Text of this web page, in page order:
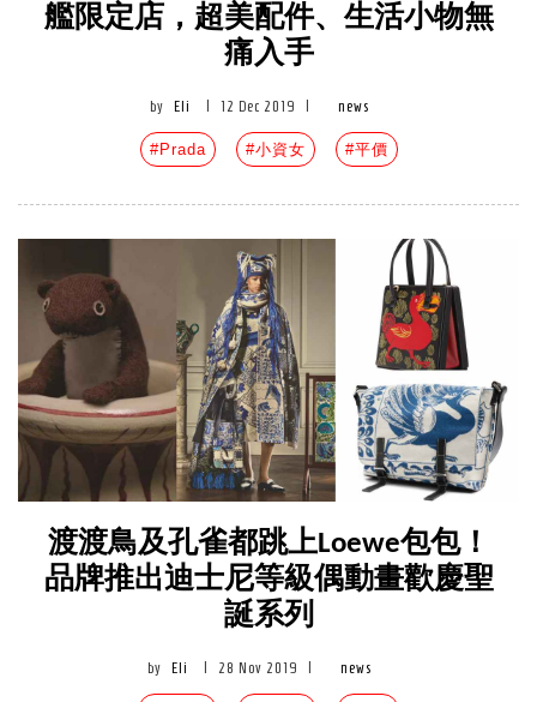
艦限定店，超美配件、生活小物無
痛入手
by Eli 12 Dec 2019 news
#Prada #小資女 #平價
渡渡鳥及孔雀都跳上Loewe包包！
品牌推出迪士尼等級偶動畫歡慶聖
誕系列
by Eli 28 Nov 2019 news